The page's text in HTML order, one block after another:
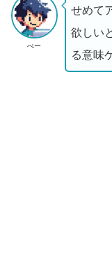
ぺー
せめて
欲しい
る意味